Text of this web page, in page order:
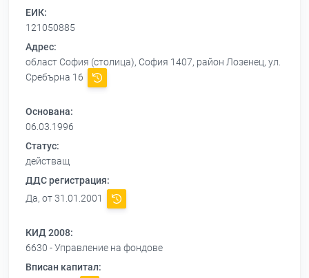
ЕИК:
121050885
Адрес:
област София (столица), София 1407, район Лозенец, ул.
Сребърна 16
Основана:
06.03.1996
Статус:
действащ
ДДС регистрация:
Да, от 31.01.2001
КИД 2008:
6630 - Управление на фондове
Вписан капитал: